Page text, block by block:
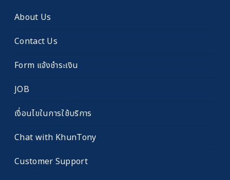
About Us
Contact Us
Form แจ้งชำระเงิน
JOB
เงื่อนไขในการใช้บริการ
Chat with KhunTony
Customer Support